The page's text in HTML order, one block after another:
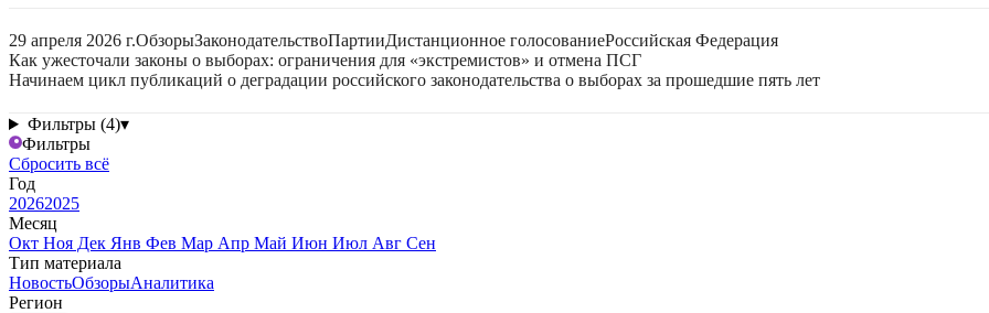
29 апреля 2026 г.ОбзорыЗаконодательствоПартииДистанционное голосованиеРоссийская Федерация
Как ужесточали законы о выборах: ограничения для «экстремистов» и отмена ПСГ
Начинаем цикл публикаций о деградации российского законодательства о выборах за прошедшие пять лет
Фильтры (4)▾
Фильтры
Сбросить всё
Год
20262025
Месяц
Окт Ноя Дек Янв Фев Мар Апр Май Июн Июл Авг Сен
Тип материала
НовостьОбзорыАналитика
Регион